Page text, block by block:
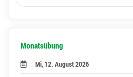
Monatsübung
Mi, 12. August 2026